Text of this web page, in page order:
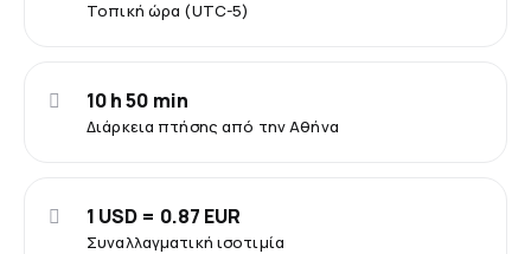
Τοπική ώρα (UTC-5)
Διάρκεια πτήσης από την Αθήνα
10 h 50 min
Συναλλαγματική ισοτιμία
1 USD = 0.87 EUR